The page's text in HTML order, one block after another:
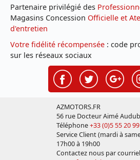
Partenaire privilégié des
Magasins Concession Officielle et
d'entretien
Votre fidélité récompensée : code
sur les réseaux sociaux
AZMOTORS.FR
56 rue Docteur Aimé
Téléphone+33 (0)5 55 20
Service Client (mardi à
17h00 à 19h00
Contactez nous par